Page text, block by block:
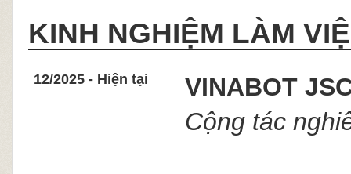
KINH NGHIỆM LÀM
12/2025 - Hiện tại
VINABOT
Cộng tác